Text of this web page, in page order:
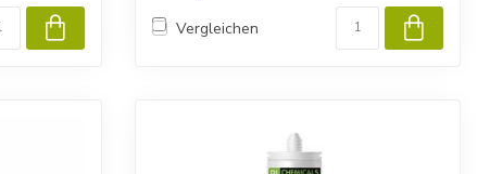
Vergleichen